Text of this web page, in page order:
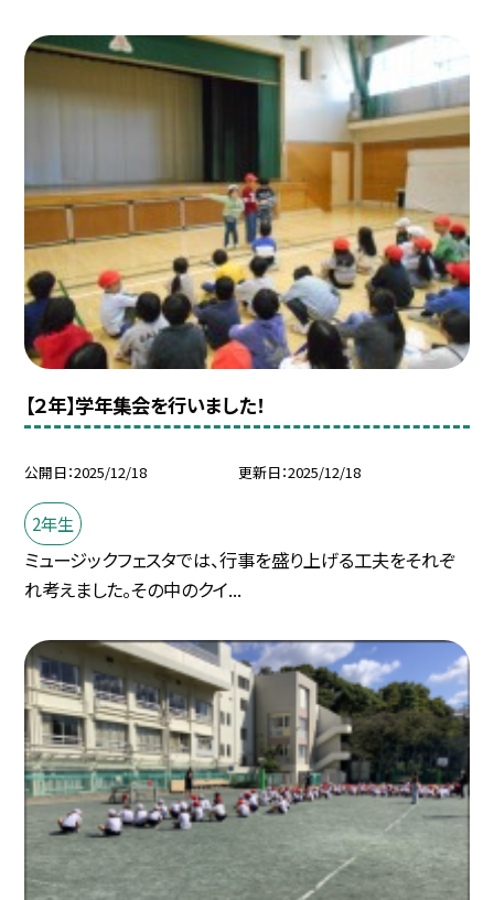
【２年】学年集会を行いました！
公開日 2025/12/18 更新日 2025/12/18
2年生
ミュージックフェスタでは、行事を盛り上げる工夫をそれぞ
れ考えました。その中のクイ...